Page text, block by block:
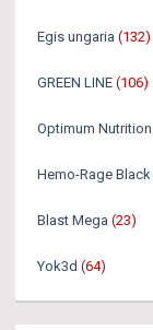
Egis ungaria (132)
GREEN LINE (106)
Optimum Nutrition
Hemo-Rage Black
Blast Mega (23)
Yok3d (64)